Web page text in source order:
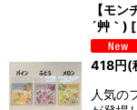
【モ
´艸｀) [
418円(
人気の